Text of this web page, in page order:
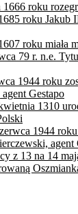
1666 roku
roku Jakub
roku miała
79 r. n.e.
1944 roku
Gestapo
1310
1944
agent
z 13 na 14